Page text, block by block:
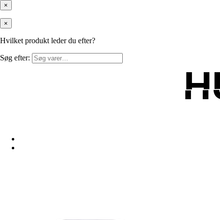
×
×
Hvilket produkt leder du efter?
Søg efter: